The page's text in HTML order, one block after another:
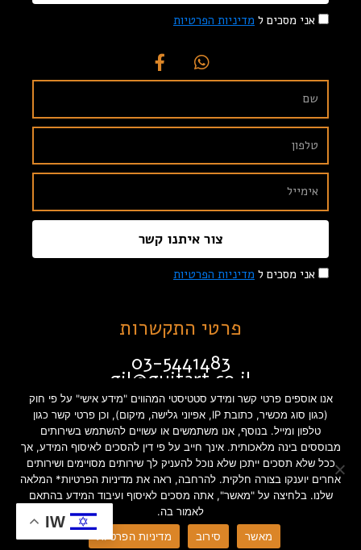
אני מסכים ל מדיניות הפרטיות
אני מסכים ל מדיניות הפרטיות
צור איתנו קשר
פרטי התקשרות
03-5441483
gil@guitart.co.il
זבוטינסקי 132 תל אביב
תקנון האתר הצהרת נגישות
מדיניות פרטיות
Created by INTORYA. All rights reserved. | 0586730023
IW
אנו אוספים פרטי קשר ומידע סטטיסטי המהווים "מידע אישי" על פי חוק
(כגון סוג מכשיר, כתובת IP, אפיוני גלישה, מיקום), וכן פרטי קשר כגון
טלפון ומייל. בנוסף, אנו משתמשים או עשויים להשתמש בשירותים
מבוססים בינה מלאכותית. אינך חייב על פי דין להסכים לאיסוף המידע, אך
ככל שלא תסכים ייתכן שלא נוכל להעניק לך שירותים מסויימים ושירותים
אחרים יוענקו בצורה חלקית. להרחבה, ראה את מדיניות הפרטיות* המלאה
שלנו. בלחיצה על "מאשר", אתה מסכים לאיסוף ועיבוד המידע בהתאם
לאמור בה.
מאשר
סירוב מדיניות הפרטיות